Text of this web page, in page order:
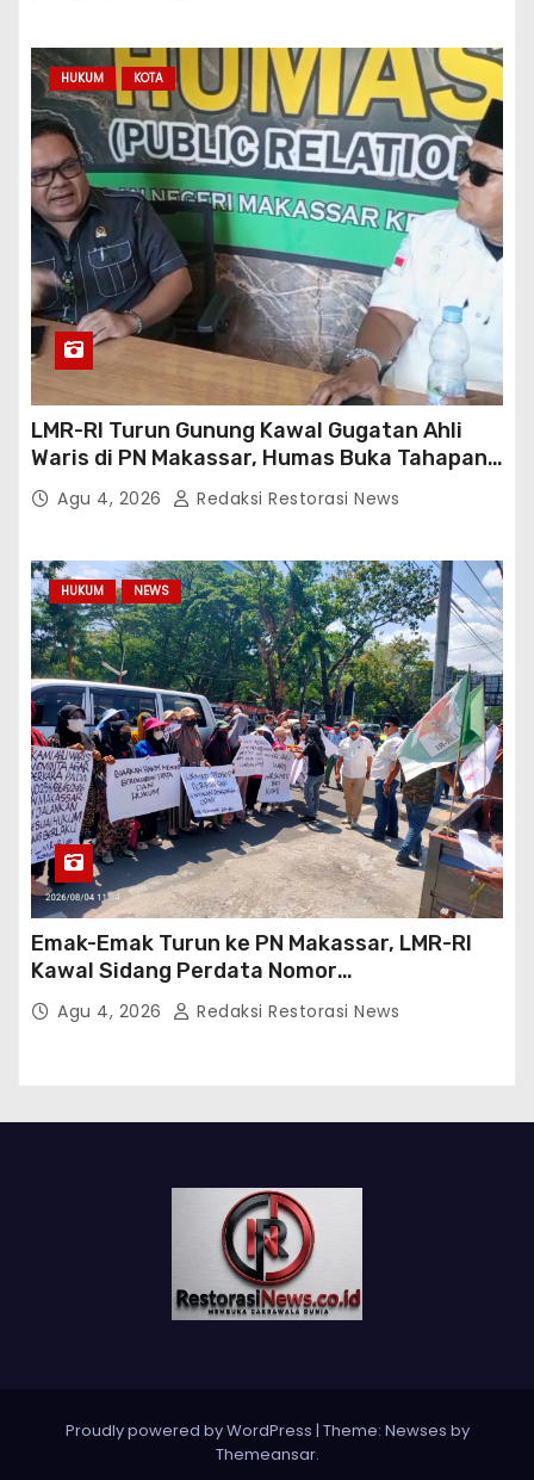
HUKUM KOTA
LMR-RI Turun Gunung Kawal Gugatan Ahli
Waris di PN Makassar, Humas Buka Tahapan
Persidangan
Agu 4, 2026 Redaksi Restorasi News
HUKUM NEWS
Emak-Emak Turun ke PN Makassar, LMR-RI
Kawal Sidang Perdata Nomor
254/Pdt.G/2026/PN Mks
Agu 4, 2026 Redaksi Restorasi News
Proudly powered by WordPress | Theme: Newses by
Themeansar.